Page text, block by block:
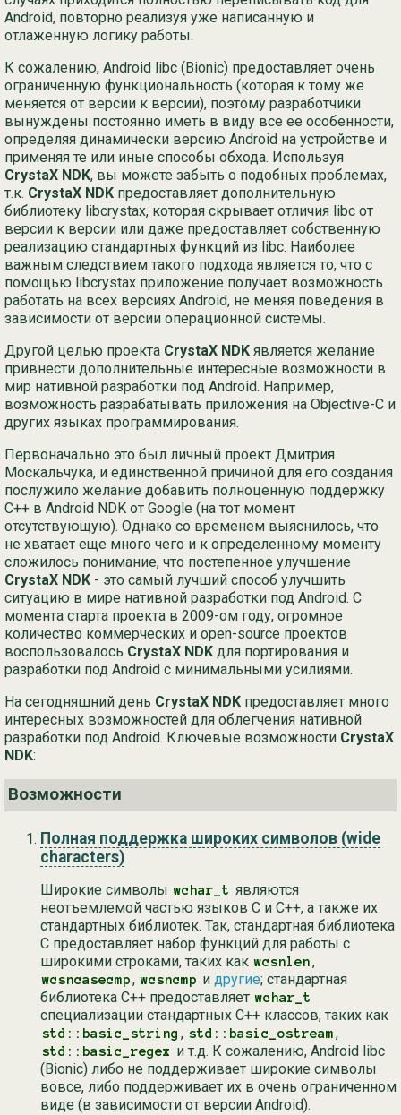
Android, повторно реализуя уже написанную и
отлаженную логику работы.
К сожалению, Android libc (Bionic) предоставляет очень
ограниченную функциональность (которая к тому же
меняется от версии к версии), поэтому разработчики
вынуждены постоянно иметь в виду все ее особенности,
определяя динамически версию Android на устройстве и
применяя те или иные способы обхода. Используя
CrystaX NDK, вы можете забыть о подобных проблемах,
т.к. CrystaX NDK предоставляет дополнительную
библиотеку libcrystax, которая скрывает отличия libc от
версии к версии или даже предоставляет собственную
реализацию стандартных функций из libc. Наиболее
важным следствием такого подхода является то, что с
помощью libcrystax приложение получает возможность
работать на всех версиях Android, не меняя поведения в
зависимости от версии операционной системы.
Другой целью проекта CrystaX NDK является желание
привнести дополнительные интересные возможности в
мир нативной разработки под Android. Например,
возможность разрабатывать приложения на Objective-C и
других языках программирования.
Первоначально это был личный проект Дмитрия
Москальчука, и единственной причиной для его создания
послужило желание добавить полноценную поддержку
C++ в Android NDK от Google (на тот момент
отсутствующую). Однако со временем выяснилось, что
не хватает еще много чего и к определенному моменту
сложилось понимание, что постепенное улучшение
CrystaX NDK - это самый лучший способ улучшить
ситуацию в мире нативной разработки под Android. С
момента старта проекта в 2009-ом году, огромное
количество коммерческих и open-source проектов
воспользовалось CrystaX NDK для портирования и
разработки под Android с минимальными усилиями.
На сегодняшний день CrystaX NDK предоставляет много
интересных возможностей для облегчения нативной
разработки под Android. Ключевые возможности CrystaX
NDK:
Возможности
Полная поддержка широких символов (wide
characters)
Широкие символы wchar_t являются
неотъемлемой частью языков C и C++, а также их
стандартных библиотек. Так, стандартная библиотека
C предоставляет набор функций для работы с
широкими строками, таких как wcsnlen,
wcsncasecmp, wcsncmp и другие; стандартная
библиотека C++ предоставляет wchar_t
специализации стандартных C++ классов, таких как
std::basic_string , std::basic_ostream,
std::basic_regex и т.д. К сожалению, Android libc
(Bionic) либо не поддерживает широкие символы
вовсе, либо поддерживает их в очень ограниченном
виде (в зависимости от версии Android).